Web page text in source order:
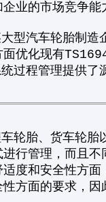
业的市场竞争能
汽车轮胎制造
优化现有
过程管理提供了
胎、货车轮胎
行管理，而且
度和安全性方
方面的要求，